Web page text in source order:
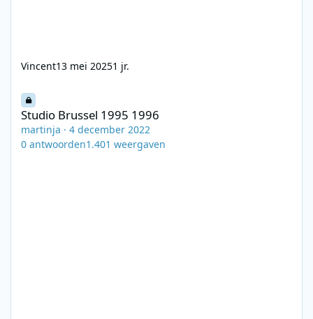
Vincent13 mei 20251 jr.
Studio Brussel 1995 1996
martinja · 4 december 2022
0 antwoorden1.401 weergaven